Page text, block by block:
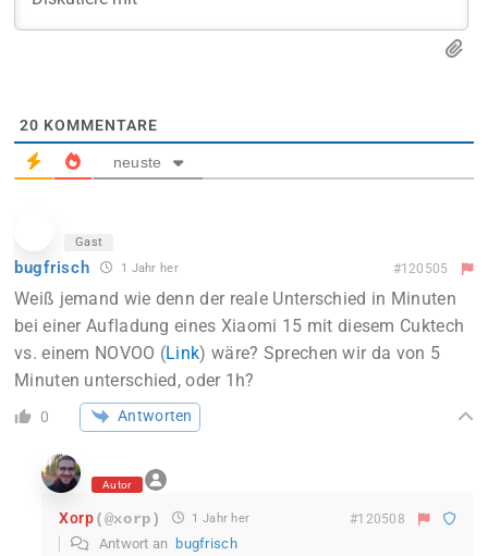
20 KOMMENTARE
neuste
Gast
bugfrisch 1 Jahr her #120505
Weiß jemand wie denn der reale Unterschied in Minuten
bei einer Aufladung eines Xiaomi 15 mit diesem Cuktech
vs. einem NOVOO (Link) wäre? Sprechen wir da von 5
Minuten unterschied, oder 1h?
0 Antworten
Autor
Xorp(@xorp) 1 Jahr her #120508
Antwort an bugfrisch